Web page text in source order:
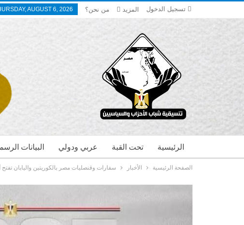
تسجيل الدخول AUGUST 6, 2026 من نحن؟ المزيد
البيانات عربي ودولي تحت القبة الرئيسية
الصفحة الرئيسية الأخبار سفارات وقنصليات مصر بالكوريتين واليابان تفتح